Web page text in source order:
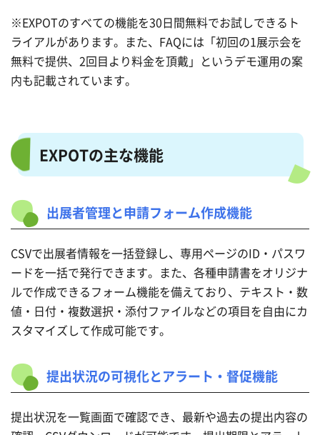
※EXPOTのすべての機能を30日間無料でお試しできるト
ライアルがあります。また、FAQには「初回の1展示会を
無料で提供、2回目より料金を頂戴」というデモ運用の案
内も記載されています。
EXPOTの主な機能
出展者管理と申請フォーム作成機能
CSVで出展者情報を一括登録し、専用ページのID・パスワ
ードを一括で発行できます。また、各種申請書をオリジナ
ルで作成できるフォーム機能を備えており、テキスト・数
値・日付・複数選択・添付ファイルなどの項目を自由にカ
スタマイズして作成可能です。
提出状況の可視化とアラート・督促機能
提出状況を一覧画面で確認でき、最新や過去の提出内容の